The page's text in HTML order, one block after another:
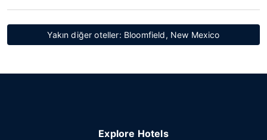
Yakın diğer oteller: Bloomfield, New Mexico
Explore Hotels